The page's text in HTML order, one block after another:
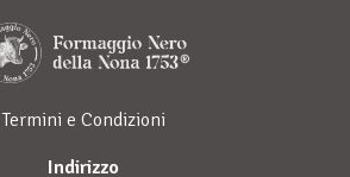
Termini e Condizioni
Indirizzo